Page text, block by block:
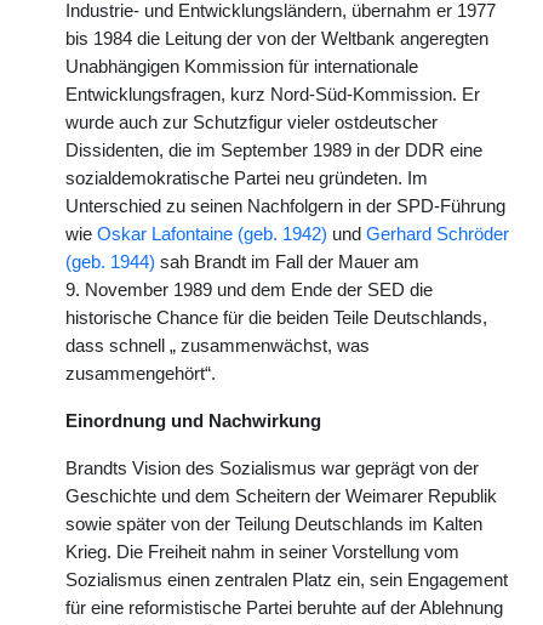
Industrie- und Entwicklungsländern, übernahm er 1977
bis 1984 die Leitung der von der Weltbank angeregten
Unabhängigen Kommission für internationale
Entwicklungsfragen, kurz Nord-Süd-Kommission. Er
wurde auch zur Schutzfigur vieler ostdeutscher
Dissidenten, die im September 1989 in der DDR eine
sozialdemokratische Partei neu gründeten. Im
Unterschied zu seinen Nachfolgern in der SPD-Führung
wie Oskar Lafontaine (geb. 1942) und Gerhard Schröder
(geb. 1944) sah Brandt im Fall der Mauer am
9. November 1989 und dem Ende der SED die
historische Chance für die beiden Teile Deutschlands,
dass schnell „ zusammenwächst, was
zusammengehört“.
Einordnung und Nachwirkung
Brandts Vision des Sozialismus war geprägt von der
Geschichte und dem Scheitern der Weimarer Republik
sowie später von der Teilung Deutschlands im Kalten
Krieg. Die Freiheit nahm in seiner Vorstellung vom
Sozialismus einen zentralen Platz ein, sein Engagement
für eine reformistische Partei beruhte auf der Ablehnung